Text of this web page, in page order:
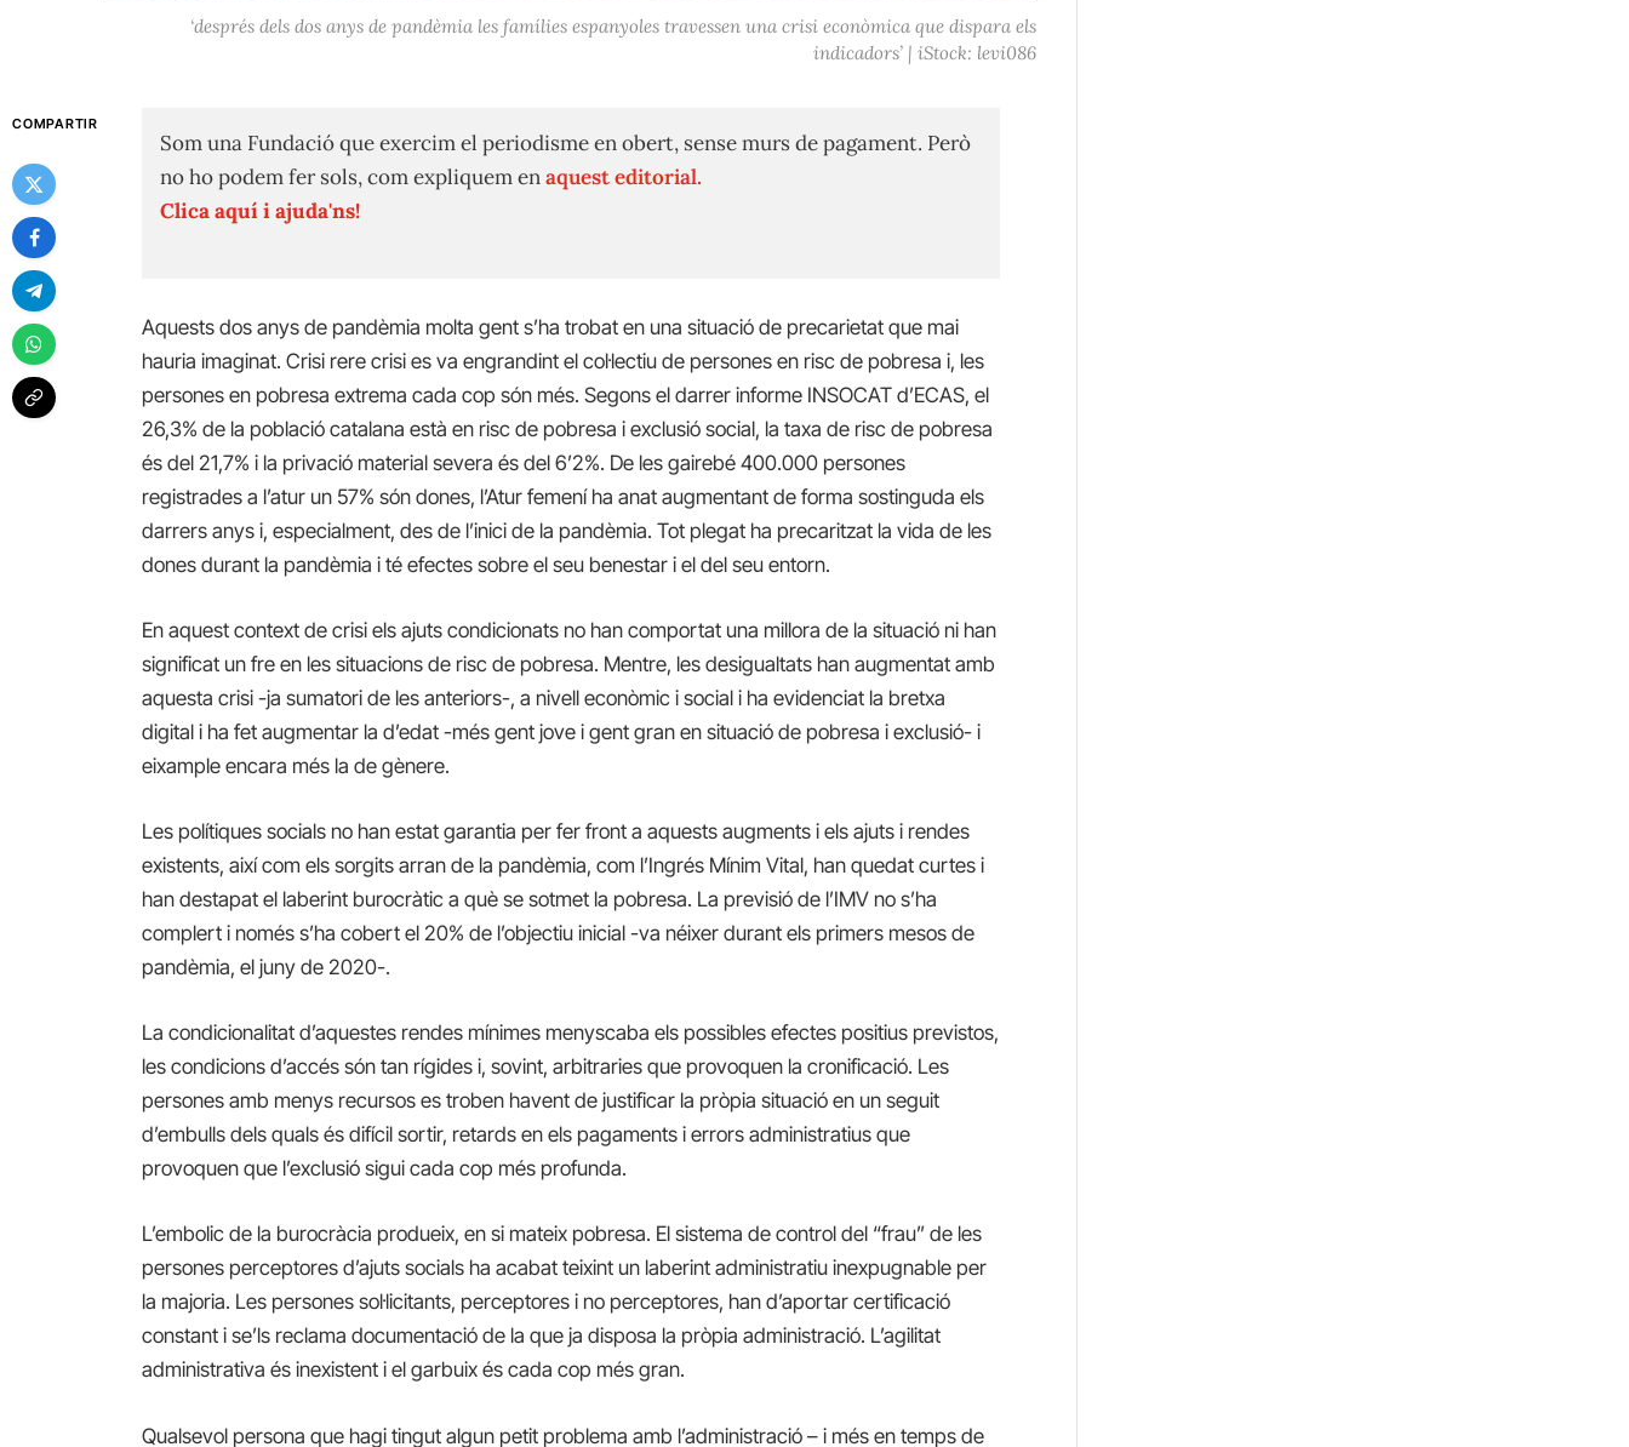
‘després dels dos anys de pandèmia les famílies espanyoles travessen una crisi econòmica que dispara els
indicadors’ | iStock: levi086
COMPARTIR
Som una Fundació que exercim el periodisme en obert, sense murs de pagament. Però
no ho podem fer sols, com expliquem enaquest editorial.
Clica aquí i ajuda'ns!
Aquests dos anys de pandèmia molta gent s’ha trobat en una situació de precarietat que mai
hauria imaginat. Crisi rere crisi es va engrandint el col·lectiu de persones en risc de pobresa i, les
persones en pobresa extrema cada cop són més. Segons el darrer informe INSOCAT d’ECAS, el
26,3% de la població catalana està en risc de pobresa i exclusió social, la taxa de risc de pobresa
és del 21,7% i la privació material severa és del 6’2%. De les gairebé 400.000 persones
registrades a l’atur un 57% són dones, l’Atur femení ha anat augmentant de forma sostinguda els
darrers anys i, especialment, des de l’inici de la pandèmia. Tot plegat ha precaritzat la vida de les
dones durant la pandèmia i té efectes sobre el seu benestar i el del seu entorn.
En aquest context de crisi els ajuts condicionats no han comportat una millora de la situació ni han
significat un fre en les situacions de risc de pobresa. Mentre, les desigualtats han augmentat amb
aquesta crisi -ja sumatori de les anteriors-, a nivell econòmic i social i ha evidenciat la bretxa
digital i ha fet augmentar la d’edat -més gent jove i gent gran en situació de pobresa i exclusió- i
eixample encara més la de gènere.
Les polítiques socials no han estat garantia per fer front a aquests augments i els ajuts i rendes
existents, així com els sorgits arran de la pandèmia, com l’Ingrés Mínim Vital, han quedat curtes i
han destapat el laberint burocràtic a què se sotmet la pobresa. La previsió de l’IMV no s’ha
complert i només s’ha cobert el 20% de l’objectiu inicial -va néixer durant els primers mesos de
pandèmia, el juny de 2020-.
La condicionalitat d’aquestes rendes mínimes menyscaba els possibles efectes positius previstos,
les condicions d’accés són tan rígides i, sovint, arbitraries que provoquen la cronificació. Les
persones amb menys recursos es troben havent de justificar la pròpia situació en un seguit
d’embulls dels quals és difícil sortir, retards en els pagaments i errors administratius que
provoquen que l’exclusió sigui cada cop més profunda.
L’embolic de la burocràcia produeix, en si mateix pobresa. El sistema de control del “frau” de les
persones perceptores d’ajuts socials ha acabat teixint un laberint administratiu inexpugnable per
la majoria. Les persones sol·licitants, perceptores i no perceptores, han d’aportar certificació
constant i se’ls reclama documentació de la que ja disposa la pròpia administració. L’agilitat
administrativa és inexistent i el garbuix és cada cop més gran.
Qualsevol persona que hagi tingut algun petit problema amb l’administració – i més en temps de